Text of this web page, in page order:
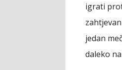
igrati
jedan
daleko